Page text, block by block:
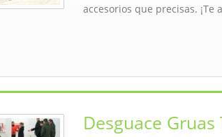
accesorios que precisas. ¡Te
Desguace Gruas